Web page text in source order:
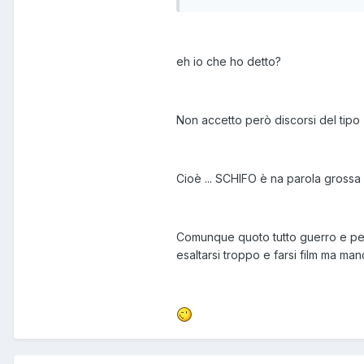
eh io che ho detto?
Non accetto però discorsi del tipo
Cioè ... SCHIFO è na parola
Comunque quoto tutto guerro e
esaltarsi troppo e farsi film ma